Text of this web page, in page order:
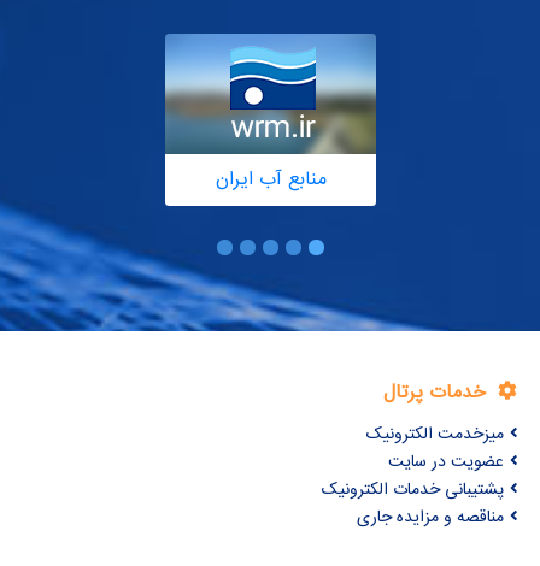
منابع آب ایران
خدمات پرتال
میزخدمت الکترونیک
عضویت در سایت
پشتیبانی خدمات الکترونیک
مناقصه و مزایده جاری